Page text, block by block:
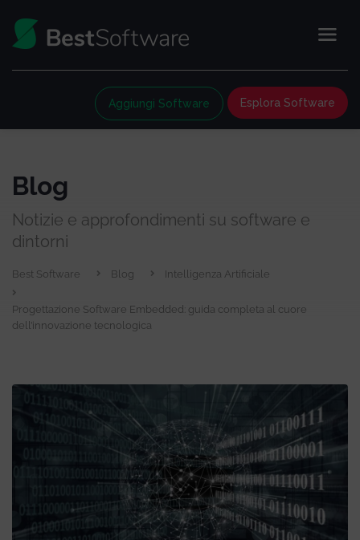
Esplora Software
Aggiungi Software
Blog
Notizie e approfondimenti su software e
dintorni
Best Software Blog Intelligenza Artificiale
Progettazione Software Embedded: guida completa al cuore
dell’innovazione tecnologica